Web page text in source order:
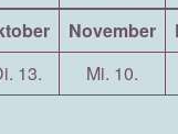
November
13. Mi. 10.